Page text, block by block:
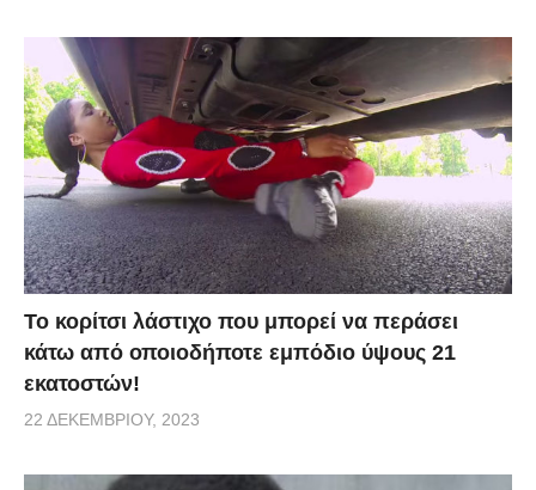
Το κορίτσι λάστιχο που μπορεί να περάσει
κάτω από οποιοδήποτε εμπόδιο ύψους 21
εκατοστών!
22 ΔΕΚΕΜΒΡΊΟΥ, 2023